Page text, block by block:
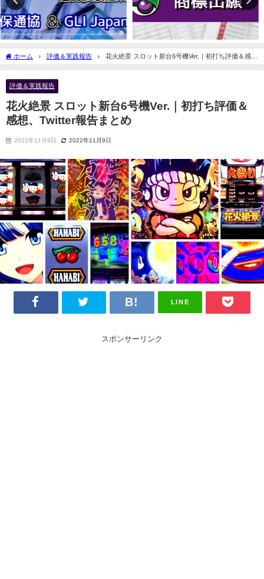
ホーム 評価＆実践報告
花火絶景 スロット新台6号機Ver.｜初打ち評価＆感
想、Twitter報告まとめ
評価＆実践報告
花火絶景 スロット新台6号機Ver.｜初打ち評価＆
感想、Twitter報告まとめ
2022年11月9日 2022年11月9日
LINE
スポンサーリンク